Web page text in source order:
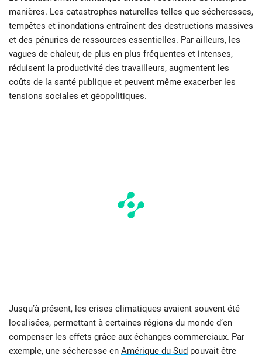
manières. Les catastrophes naturelles telles que sécheresses,
tempêtes et inondations entraînent des destructions massives
et des pénuries de ressources essentielles. Par ailleurs, les
vagues de chaleur, de plus en plus fréquentes et intenses,
réduisent la productivité des travailleurs, augmentent les
coûts de la santé publique et peuvent même exacerber les
tensions sociales et géopolitiques.
Jusqu’à présent, les crises climatiques avaient souvent été
localisées, permettant à certaines régions du monde d’en
compenser les effets grâce aux échanges commerciaux. Par
exemple, une sécheresse en Amérique du Sud pouvait être